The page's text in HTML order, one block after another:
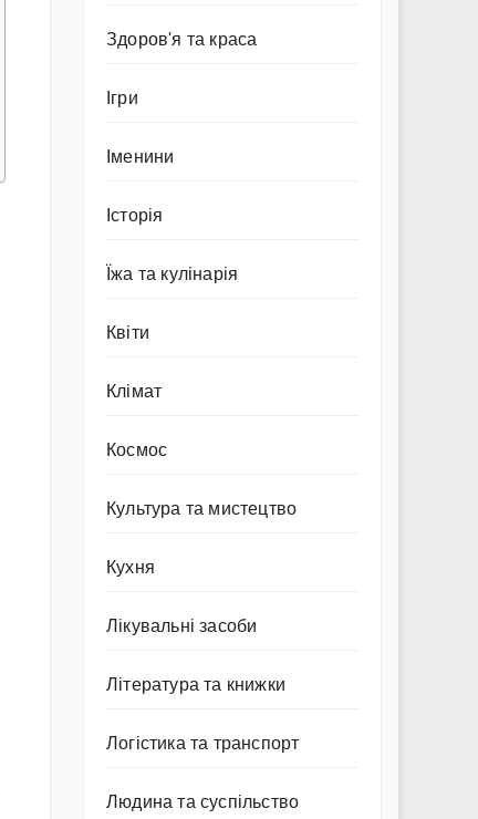
Здоров'я та краса
Ігри
Іменини
Історія
Їжа та кулінарія
Квіти
Клімат
Космос
Культура та мистецтво
Кухня
Лікувальні засоби
Література та книжки
Логістика та транспорт
Людина та суспільство